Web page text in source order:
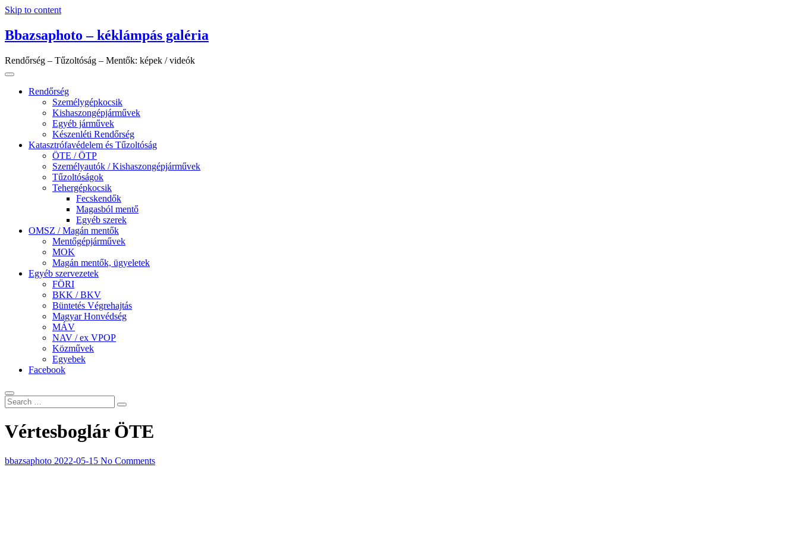
Skip to content
Bbazsaphoto – kéklámpás galéria
Rendőrség – Tűzoltóság – Mentők: képek / videók
Rendőrség
Személygépkocsik
Kishaszongépjárművek
Egyéb járművek
Készenléti Rendőrség
Katasztrófavédelem és Tűzoltóság
ÖTE / ÖTP
Személyautók / Kishaszongépjárművek
Tűzoltóságok
Tehergépkocsik
Fecskendők
Magasból mentő
Egyéb szerek
OMSZ / Magán mentők
Mentőgépjárművek
MOK
Magán mentők, ügyeletek
Egyéb szervezetek
FÖRI
BKK / BKV
Büntetés Végrehajtás
Magyar Honvédség
MÁV
NAV / ex VPOP
Közművek
Egyebek
Facebook
Vértesboglár ÖTE
bbazsaphoto 2022-05-15 No Comments